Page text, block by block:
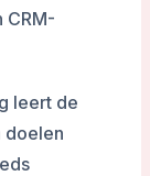
CRM-
leert de
doelen